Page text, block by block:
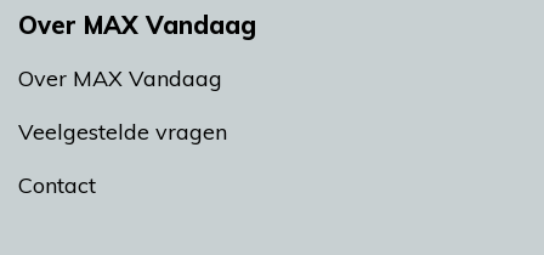
Over MAX Vandaag
Over MAX Vandaag
Veelgestelde vragen
Contact